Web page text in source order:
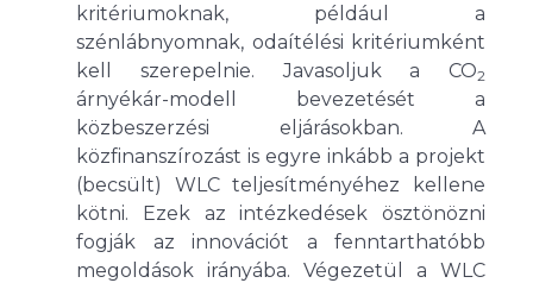
kritériumoknak, például a
szénlábnyomnak, odaítélési kritériumként
kell szerepelnie. Javasoljuk a CO2
árnyékár-modell bevezetését a
közbeszerzési eljárásokban. A
közfinanszírozást is egyre inkább a projekt
(becsült) WLC teljesítményéhez kellene
kötni. Ezek az intézkedések ösztönözni
fogják az innovációt a fenntarthatóbb
megoldások irányába. Végezetül a WLC